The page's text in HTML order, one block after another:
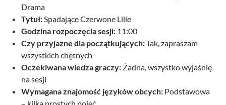
Drama
Tytuł:Spadające Czerwone Lilie
Godzina rozpoczęcia sesji: 11:00
Czy przyjazne dla początkujących:Tak, zapraszam
wszystkich chętnych
Oczekiwana wiedza graczy: Żadna, wszystko wyjaśnię
na sesji
Wymagana znajomość języków obcych: Podstawowa